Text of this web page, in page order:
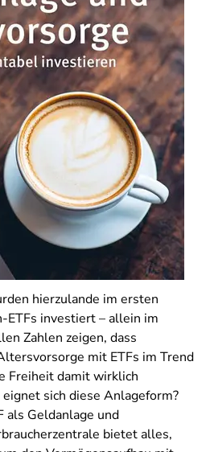
hierzulande im ersten
investiert – allein im
Zahlen zeigen, dass
mit ETFs im Trend
Freiheit damit wirklich
sich diese Anlageform?
als Geldanlage und
bietet alles,